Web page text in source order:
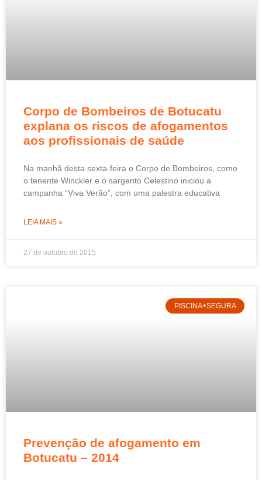
Corpo de Bombeiros de Botucatu
explana os riscos de afogamentos
aos profissionais de saúde
Na manhã desta sexta-feira o Corpo de Bombeiros, como
o tenente Winckler e o sargento Celestino iniciou a
campanha “Viva Verão”, com uma palestra educativa
LEIA MAIS »
27 de outubro de 2015
PISCINA+SEGURA
Prevenção de afogamento em
Botucatu – 2014